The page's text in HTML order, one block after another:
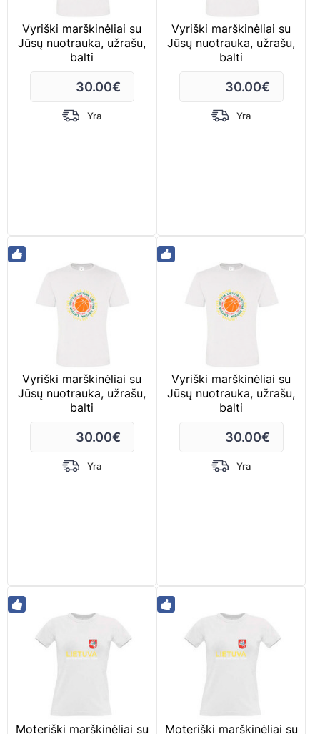
Vyriški marškinėliai su
Jūsų nuotrauka, užrašu,
balti
30.00€
Yra
Vyriški marškinėliai su
Jūsų nuotrauka, užrašu,
balti
30.00€
Yra
Vyriški marškinėliai su
Jūsų nuotrauka, užrašu,
balti
30.00€
Yra
Vyriški marškinėliai su
Jūsų nuotrauka, užrašu,
balti
30.00€
Yra
Moteriški marškinėliai su
Moteriški marškinėliai su